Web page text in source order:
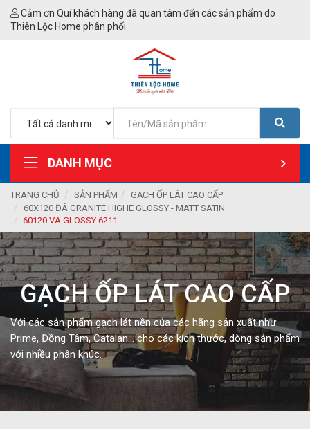
Cảm ơn Quí khách hàng đã quan tâm đến các sản phẩm do
Thiên Lộc Home phân phối.
DANH MỤC
TRANG CHỦ SẢN PHẨM
GẠCH ỐP LÁT CAO CẤP
60X120 ĐÁ GRANITE HIGHE GLOSSY - MATT SATIN
60120 VA GLOSSY 6211
GẠCH ỐP LÁT CAO CẤP
Với các sản phẩm gạch lát nền của các hãng sản xuất như
Prime, Đồng Tâm, Catalan… cho các kích thước, dòng sản phẩm
với nhiều phân khúc.